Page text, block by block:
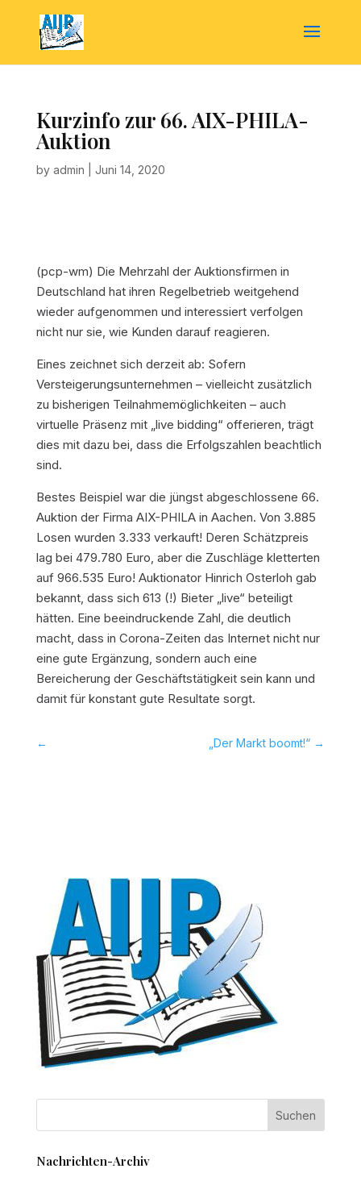
Kurzinfo zur 66. AIX-PHILA-
Auktion
by admin Juni 14, 2020
(pcp-wm) Die Mehrzahl der Auktionsfirmen in
Deutschland hat ihren Regelbetrieb weitgehend
wieder aufgenommen und interessiert verfolgen
nicht nur sie, wie Kunden darauf reagieren.
Eines zeichnet sich derzeit ab: Sofern
Versteigerungsunternehmen – vielleicht zusätzlich
zu bisherigen Teilnahmemöglichkeiten – auch
virtuelle Präsenz mit „live bidding“ offerieren, trägt
dies mit dazu bei, dass die Erfolgszahlen beachtlich
sind.
Bestes Beispiel war die jüngst abgeschlossene 66.
Auktion der Firma AIX-PHILA in Aachen. Von 3.885
Losen wurden 3.333 verkauft! Deren Schätzpreis
lag bei 479.780 Euro, aber die Zuschläge kletterten
auf 966.535 Euro! Auktionator Hinrich Osterloh gab
bekannt, dass sich 613 (!) Bieter „live“ beteiligt
hätten. Eine beeindruckende Zahl, die deutlich
macht, dass in Corona-Zeiten das Internet nicht nur
eine gute Ergänzung, sondern auch eine
Bereicherung der Geschäftstätigkeit sein kann und
damit für konstant gute Resultate sorgt.
←  „Der Markt boomt!“ →
Nachrichten-Archiv